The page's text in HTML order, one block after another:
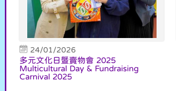
24/01/2026
多元文化日暨賣物會 2025
Multicultural Day & Fundraising
Carnival 2025